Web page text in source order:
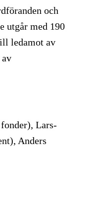
och
utgår med 190
ledamot av
Lars-
Anders